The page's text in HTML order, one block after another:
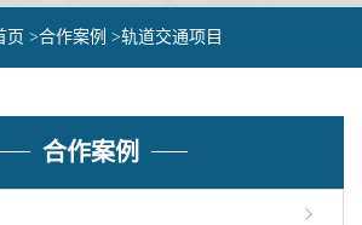
页 >合作案例 >轨道交通项目
合作案例